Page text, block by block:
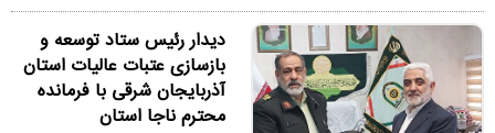
ديدار رئيس ستاد توسعه و
بازسازى عتبات عاليات استان
آذربايجان شرقى با فرمانده
محترم ناجا استان